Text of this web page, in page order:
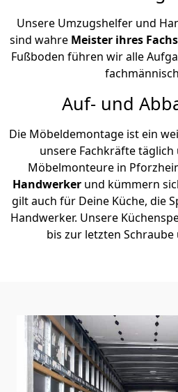
Unsere Umzugshelfer und
sind wahre Meister ihres Fachs
Fußboden führen wir alle
Auf- und
Die Möbeldemontage ist ein
unsere Fachkräfte täglich
Möbelmonteure in
Handwerker und kümmern
gilt auch für Deine Küche, die
Handwerker. Unsere
bis zur letzten Schraube